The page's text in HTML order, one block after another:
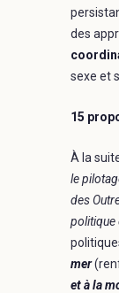
des
sexe et
15
À la
le
des
politique
mer
et à la